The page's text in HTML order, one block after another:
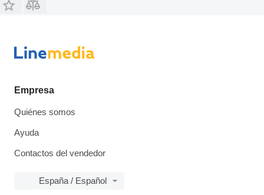
Empresa
Quiénes somos
Ayuda
Contactos del vendedor
España / Español